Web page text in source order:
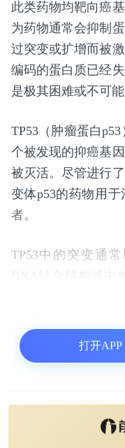
此类药物均靶向癌
为药物通常会抑制
过突变或扩增而被
编码的蛋白质已经
是极其困难或不可能
TP53（肿瘤蛋白
个被发现的抑癌基
被灭活。尽管进行
变体p53的药物用
者。
TP53中的突变通
DNA结合结构域中
等位基因的蛋白质
体（TCR）识别的
氨酸取代的R175H
肽HMTEVVRHC（
白细胞抗原（HLA
打开